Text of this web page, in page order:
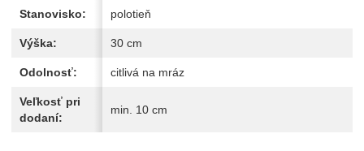
Stanovisko: polotieň
Výška: 30 cm
Odolnosť: citlivá na mráz
Veľkosť pri
dodaní:
min. 10 cm